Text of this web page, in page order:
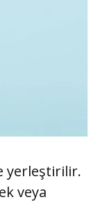
yerleştirilir.
veya